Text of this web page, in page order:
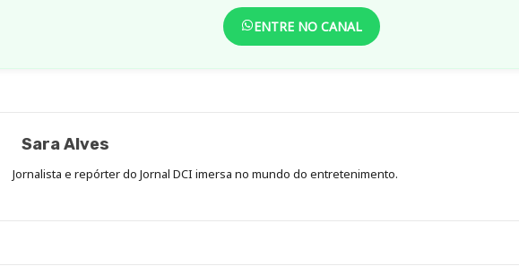
ENTRE NO CANAL
Sara Alves
Jornalista e repórter do Jornal DCI imersa no mundo do entretenimento.